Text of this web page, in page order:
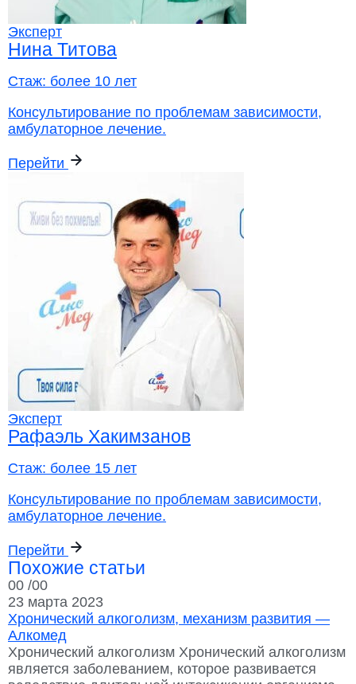
Эксперт
Нина Титова
Стаж: более 10 лет
Консультирование по проблемам зависимости,
амбулаторное лечение.
Перейти
Эксперт
Рафаэль Хакимзанов
Стаж: более 15 лет
Консультирование по проблемам зависимости,
амбулаторное лечение.
Перейти
Похожие статьи
00 /00
23 марта 2023
Хронический алкоголизм, механизм развития —
Алкомед
Хронический алкоголизм Хронический алкоголизм
является заболеванием, которое развивается